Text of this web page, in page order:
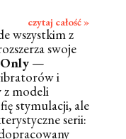
czytaj całość »
wszystkim z
swoje
—
i
z modeli
stymulacji, ale
serii: